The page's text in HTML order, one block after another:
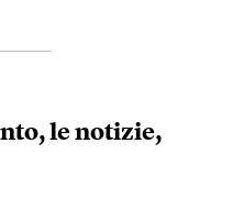
le notizie,